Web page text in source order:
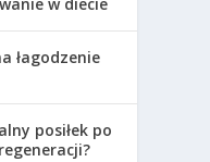
łagodzenie
posiłek po